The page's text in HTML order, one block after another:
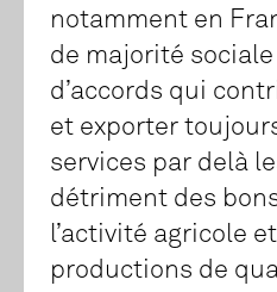
notamment en
de majorité
d’accords qui
et exporter
services par delà
détriment des
l’activité agricole
productions de